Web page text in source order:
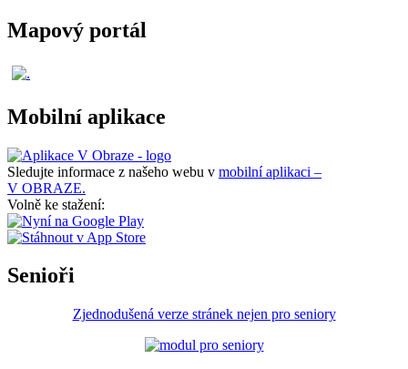
Mapový portál
Mobilní aplikace
Sledujte informace z našeho webu v mobilní aplikaci –
V OBRAZE.
Volně ke stažení:
Senioři
Zjednodušená verze stránek nejen pro seniory